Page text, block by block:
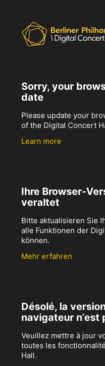
Sorry, your
date
Please update your
of the Digital Concert
Learn more
Ihre Browser-
veraltet
Bitte aktualisieren Sie
alle Funktionen der
können.
Mehr erfahren
Désolé, la
navigateur n’est
Veuillez mettre à jour
toutes les
Hall.